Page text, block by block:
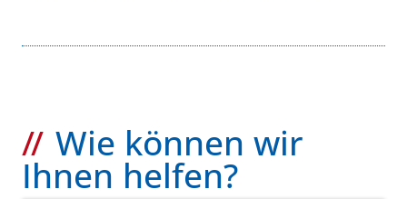
Wie können wir
Ihnen helfen?